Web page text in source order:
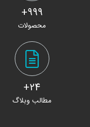
999+
محصولات
24+
مطالب وبلاگ